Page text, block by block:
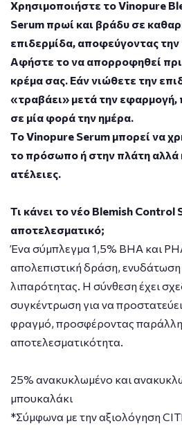
Χρησιμοποιήστε το Vinopure
Serum πρωί και βράδυ σε
επιδερμίδα, αποφεύγοντας
Αφήστε το να απορροφηθεί
κρέμα σας. Εάν νιώθετε την
«τραβάει» μετά την εφαρμογή,
σε μία φορά την ημέρα.
Το Vinopure Serum μπορεί να
το πρόσωπο ή στην πλάτη αλλά
ατέλειες.
Τι κάνει το νέο Blemish Control
αποτελεσματικό;
Ένα σύμπλεγμα 1,5% BHA και
απολεπιστική δράση, ενυδάτωση
λιπαρότητας. Η σύνθεση έχει
συγκέντρωση για να
φραγμό, προσφέροντας
αποτελεσματικότητα.
25% ανακυκλωμένο και
μπουκαλάκι
*Σύμφωνα με την αξιολόγηση